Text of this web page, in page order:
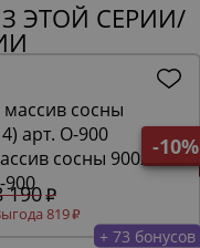
ЭТОЙ СЕРИИ/
-10%
сосны 900х400
190
819
+ 73 бонусов